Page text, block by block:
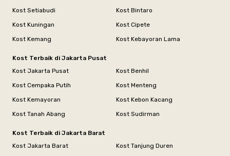
Kost Setiabudi
Kost Bintaro
Kost Kuningan
Kost Cipete
Kost Kemang
Kost Kebayoran Lama
Kost Terbaik di Jakarta Pusat
Kost Jakarta Pusat
Kost Benhil
Kost Cempaka Putih
Kost Menteng
Kost Kemayoran
Kost Kebon Kacang
Kost Tanah Abang
Kost Sudirman
Kost Terbaik di Jakarta Barat
Kost Jakarta Barat
Kost Tanjung Duren